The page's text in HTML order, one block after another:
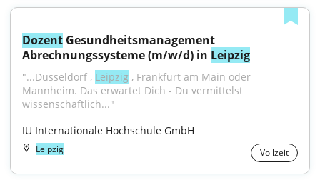
Dozent Gesundheitsmanagement
Abrechnungssysteme (m/w/d) in Leipzig
"...Düsseldorf , Leipzig , Frankfurt am Main oder
Mannheim. Das erwartet Dich - Du vermittelst
wissenschaftlich..."
IU Internationale Hochschule GmbH
Leipzig Vollzeit